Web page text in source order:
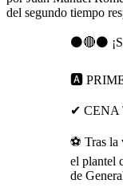
del segundo tiempo
⚫🔴⚫
🅰️
✔ CENA
⚽️ Tras
el plantel
de